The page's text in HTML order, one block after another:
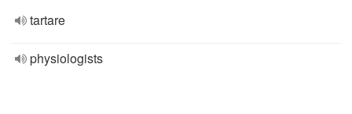
tartare
physiologists